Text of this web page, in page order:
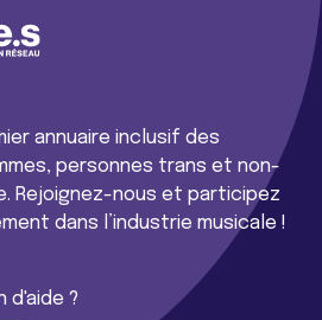
annuaire inclusif des
personnes trans et non-
Rejoignez-nous et participez
dans l’industrie musicale !
d'aide ?